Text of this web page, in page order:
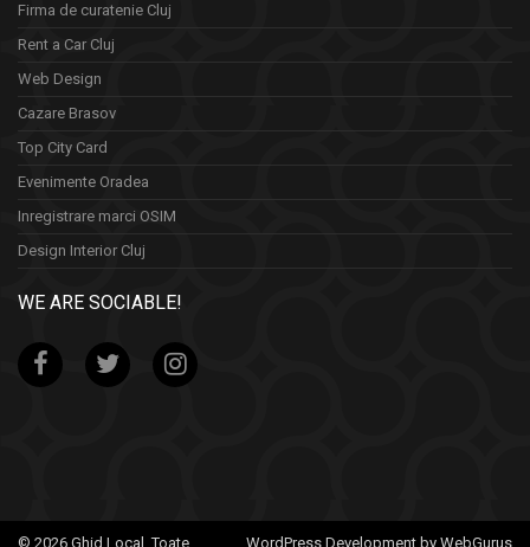
Firma de curatenie Cluj
Rent a Car Cluj
Web Design
Cazare Brasov
Top City Card
Evenimente Oradea
Inregistrare marci OSIM
Design Interior Cluj
WE ARE SOCIABLE!
WordPress Development by WebGurus
© 2026 Ghid Local. Toate